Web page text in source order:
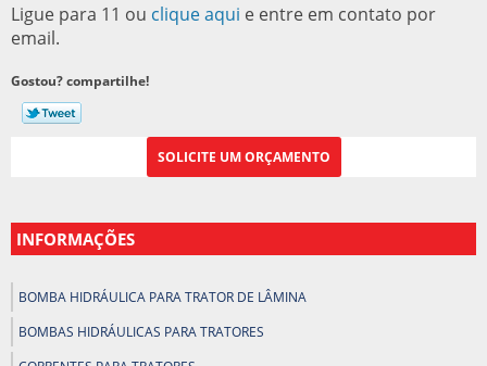
Ligue para 11 ou clique aqui e entre em contato por
email.
Gostou? compartilhe!
SOLICITE UM ORÇAMENTO
INFORMAÇÕES
BOMBA HIDRÁULICA PARA TRATOR DE LÂMINA
BOMBAS HIDRÁULICAS PARA TRATORES